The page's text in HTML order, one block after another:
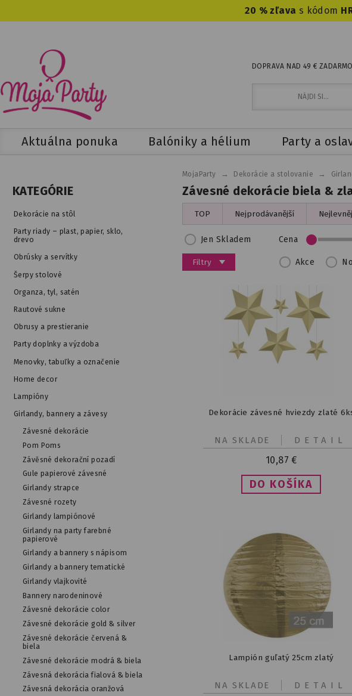
20 % zľava s kódom
DOPRAVA NAD 49 € ZADARMO
Aktuálna ponuka Balóniky a hélium Party a
KATEGÓRIE
Dekorácie na stôl
Party riady – plast, papier, sklo,
drevo
Obrúsky a servítky
Šerpy stolové
Organza, tyl, satén
Rautové sukne
Obrusy a prestieranie
Party doplnky a výzdoba
Menovky, tabuľky a označenie
Home decor
Lampióny
Girlandy, bannery a závesy
Závesné dekorácie
Pom Poms
Závěsné dekorační pozadí
Gule papierové závesné
Girlandy strapce
Závesné rozety
Girlandy lampiónové
Girlandy na party farebné
papierové
Girlandy a bannery s nápisom
Girlandy a bannery tematické
Girlandy vlajkovité
Bannery narodeninové
Závesné dekorácie color
Závesné dekorácie gold & silver
Závesné dekorácie červená &
biela
Závesné dekorácie modrá & biela
Závesná dekorácia fialová & biela
Závesná dekorácia oranžová
Závesné dekorácie biela &
MojaParty → Dekorácie a stolovanie →
TOP Nejprodávanější
Filtry
Jen Skladem
Akce
Cena
Dekorácie závesné hviezdy zlaté
10,87 €
DETAIL
NA SKLADE
Lampión guľatý 25cm zlatý
DETAIL
NA SKLADE